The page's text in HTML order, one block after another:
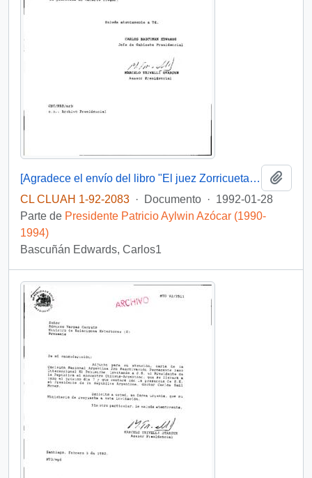
[Agradece el envío del libro "El juez Zorricueta y otros Relatos Des-Generados"]
CL CLUAH 1-92-2083 · Documento · 1992-01-28
Parte de Presidente Patricio Aylwin Azócar (1990-
1994)
Bascuñán Edwards, Carlos1